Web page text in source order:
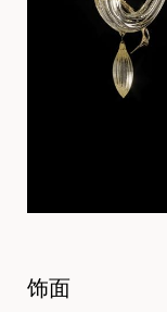
饰面